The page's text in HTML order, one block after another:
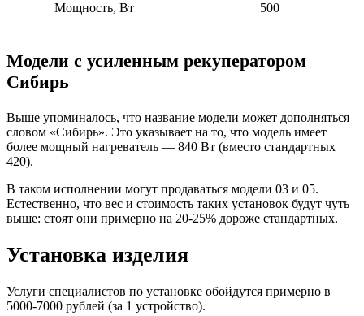
Мощность, Вт 500
Модели с усиленным рекуператором
Сибирь
Выше упоминалось, что название модели может дополняться
словом «Сибирь». Это указывает на то, что модель имеет
более мощный нагреватель — 840 Вт (вместо стандартных
420).
В таком исполнении могут продаваться модели 03 и 05.
Естественно, что вес и стоимость таких установок будут чуть
выше: стоят они примерно на 20-25% дороже стандартных.
Установка изделия
Услуги специалистов по установке обойдутся примерно в
5000-7000 рублей (за 1 устройство).